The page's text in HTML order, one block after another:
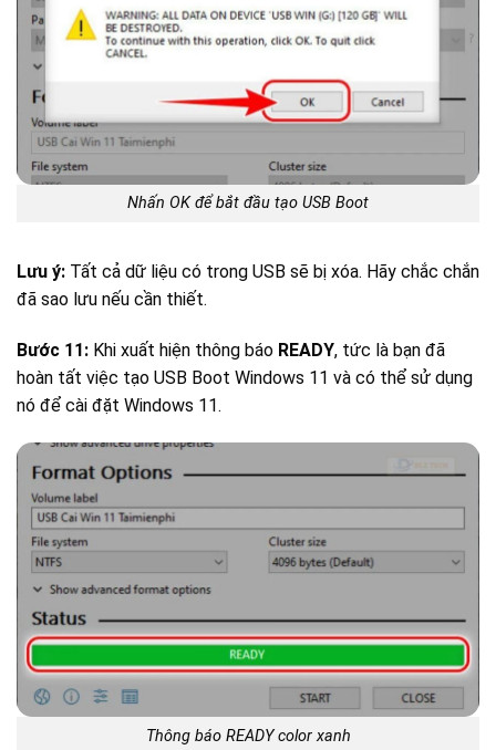
Nhấn OK để bắt đầu tạo USB Boot
Lưu ý: Tất cả dữ liệu có trong USB sẽ bị xóa. Hãy chắc chắn
đã sao lưu nếu cần thiết.
Bước 11: Khi xuất hiện thông báo READY, tức là bạn đã
hoàn tất việc tạo USB Boot Windows 11 và có thể sử dụng
nó để cài đặt Windows 11.
Thông báo READY color xanh